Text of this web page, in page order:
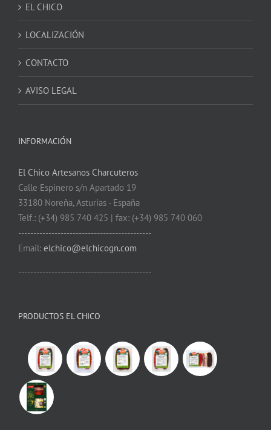
EL CHICO
LOCALIZACIÓN
CONTACTO
AVISO LEGAL
INFORMACIÓN
El Chico Artesanos Charcuteros
Calle Espinero s/n Apartado 19
33180 Noreña, Asturias - España
Telf.: (+34) 985 740 425 | fax: (+34) 985 740 060
--------------------------------------------
Email: elchico@elchicogn.com
--------------------------------------------
PRODUCTOS EL CHICO